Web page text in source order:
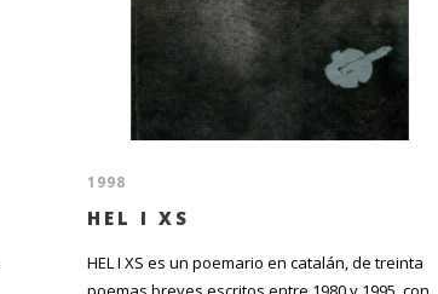
1998
HEL I XS
HEL I XS es un poemario en catalán, de treinta